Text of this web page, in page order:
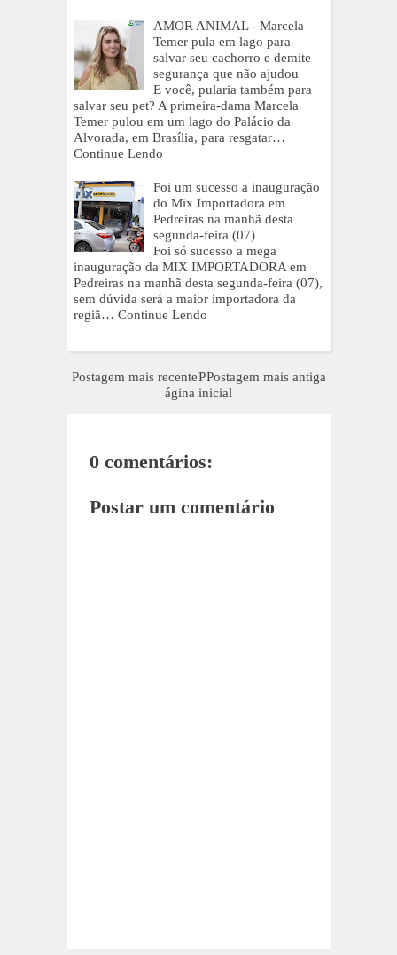
AMOR ANIMAL - Marcela
Temer pula em lago para
salvar seu cachorro e demite
segurança que não ajudou
E você, pularia também para
salvar seu pet? A primeira-dama Marcela
Temer pulou em um lago do Palácio da
Alvorada, em Brasília, para resgatar…
Continue Lendo
Foi um sucesso a inauguração
do Mix Importadora em
Pedreiras na manhã desta
segunda-feira (07)
Foi só sucesso a mega
inauguração da MIX IMPORTADORA em
Pedreiras na manhã desta segunda-feira (07),
sem dúvida será a maior importadora da
regiã… Continue Lendo
Postagem mais recente Postagem mais antiga
P
ágina inicial
0 comentários:
Postar um comentário